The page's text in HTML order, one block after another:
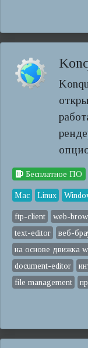
Бесплатное ПО
Mac Linux
ftp-client web-
text-editor
веб-
на основе движка
document-editor
file management